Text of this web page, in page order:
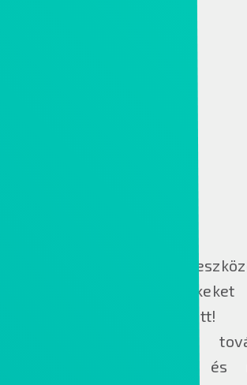
Hozzon létre a Creo 8
eddiginél jobb
rövidebb idő alatt!
munkafolyamatok a
felhasználói felületnek és